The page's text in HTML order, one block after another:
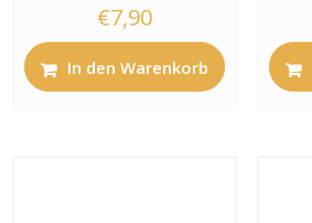
€7,90
In den Warenkorb